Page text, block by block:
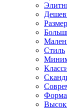
Стиль
Форма